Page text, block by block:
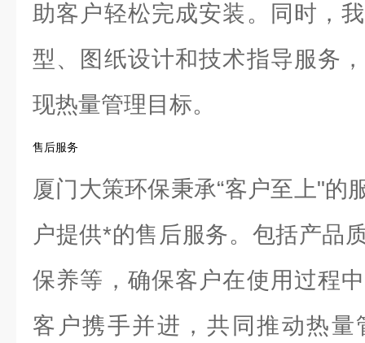
助客户轻松完成安装。同时，
型、图纸设计和技术指导服务
现热量管理目标。
售后服务
厦门大策环保秉承“客户至上"的
户提供*的售后服务。包括产品
保养等，确保客户在使用过程
客户携手并进，共同推动热